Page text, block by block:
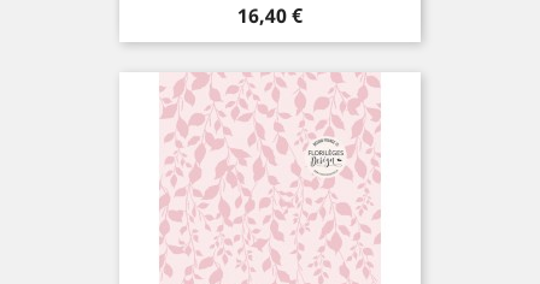
Prix
16,40 €